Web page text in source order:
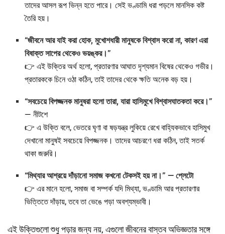
তাদের আসল রূপ ভিন্ন হতে পারে। সেই ভণ্ডামি ধরা পড়লে মানসিক কষ্ট
তৈরি হয়।
“জীবনে আর যাই করা হোক, মুখোশধারী মানুষকে বিশ্বাস করো না, কারণ এরা
বিষাক্ত সাপের থেকেও ভয়ঙ্কর।”
👉 এই উক্তির অর্থ হলো, প্রতারণার আঘাত দৃশ্যমান বিষের থেকেও গভীর।
প্রতারককে চিনে ওঠা কঠিন, তাই তাদের থেকে ক্ষতি অনেক বড় হয়।
“সবচেয়ে বিপজ্জনক মানুষরা হলো তারা, যারা হাসিমুখে বিশ্বাসঘাতকতা করে।”
— নীটশে
👉 এ উক্তি বলে, ভেতরে ঘৃণা বা ষড়যন্ত্র লুকিয়ে রেখে বাহ্যিকভাবে হাসিমুখ
দেখানো মানুষই সবচেয়ে বিপজ্জনক। তাদের আচরণে ধরা কঠিন, তাই সতর্ক
থাকা জরুরি।
“মিথ্যার আশ্রয়ে দাঁড়ানো সমাজ কখনো টেকসই হয় না।” — প্লেটো
👉 এর মানে হলো, সমাজ বা সম্পর্ক যদি মিথ্যা, ভণ্ডামি আর প্রতারণার
ভিত্তিতে দাঁড়ায়, তবে তা ভেঙে পড়া অবশ্যম্ভাবী।
এই উক্তিগুলো শুধু পড়ার জন্য নয়, এগুলো জীবনের বাস্তব অভিজ্ঞতার সঙ্গে